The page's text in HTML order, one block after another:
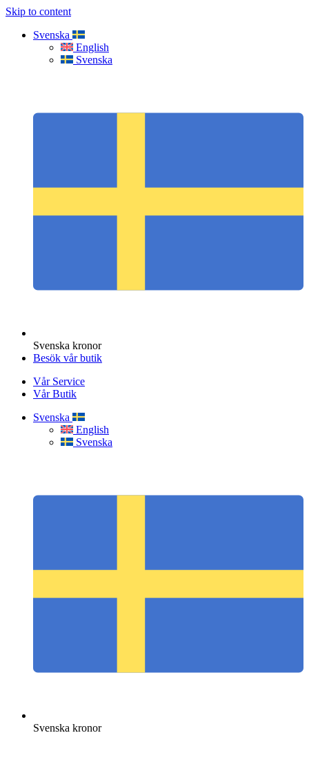
Skip to content
Svenska
English
Svenska
Svenska kronor
Besök vår butik
Vår Service
Vår Butik
Svenska
English
Svenska
Svenska kronor